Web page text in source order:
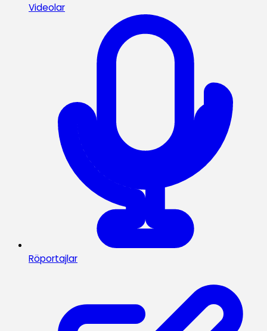
Videolar
Röportajlar